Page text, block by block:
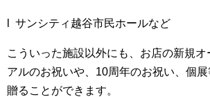
l サンシティ越谷市民ホールなど
こういった施設以外にも、お店の新規
アルのお祝いや、10周年のお祝い、個
贈ることができます。